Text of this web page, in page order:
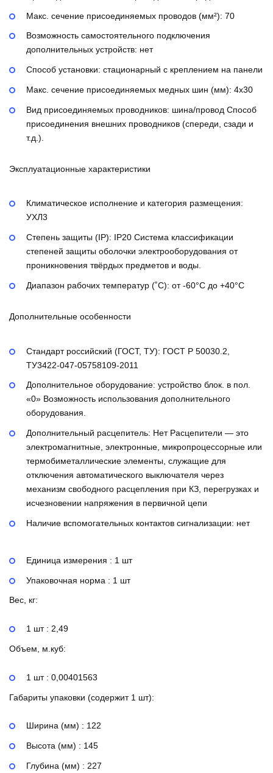
Макс. сечение присоединяемых проводов (мм²): 70
Возможность самостоятельного подключения
дополнительных устройств: нет
Способ установки: стационарный с креплением на панели
Макс. сечение присоединяемых медных шин (мм): 4х30
Вид присоединяемых проводников: шина/провод Способ
присоединения внешних проводников (спереди, сзади и
т.д.).
Эксплуатационные характеристики
Климатическое исполнение и категория размещения:
УХЛ3
Степень защиты (IP): IP20 Система классификации
степеней защиты оболочки электрооборудования от
проникновения твёрдых предметов и воды.
Диапазон рабочих температур (˚С): от -60°С до +40°С
Дополнительные особенности
Стандарт российский (ГОСТ, ТУ): ГОСТ Р 50030.2,
ТУ3422-047-05758109-2011
Дополнительное оборудование: устройство блок. в пол.
«0» Возможность использования дополнительного
оборудования.
Дополнительный расцепитель: Нет Расцепители — это
электромагнитные, электронные, микропроцессорные или
термобиметаллические элементы, служащие для
отключения автоматического выключателя через
механизм свободного расцепления при КЗ, перегрузках и
исчезновении напряжения в первичной цепи
Наличие вспомогательных контактов сигнализации: нет
Единица измерения : 1 шт
Упаковочная норма : 1 шт
Вес, кг:
1 шт : 2,49
Объем, м.куб:
1 шт : 0,00401563
Габариты упаковки (содержит 1 шт):
Ширина (мм) : 122
Высота (мм) : 145
Глубина (мм) : 227